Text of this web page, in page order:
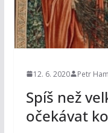
12. 6. 2020 Petr
Spíš než
očekávat